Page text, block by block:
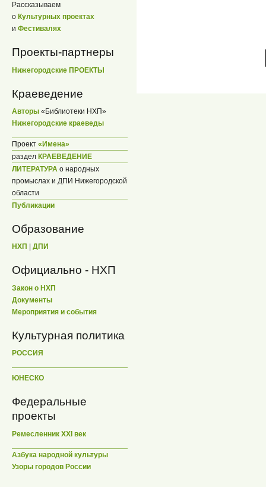
Рассказываем
о Культурных проектах
и Фестивалях
Проекты-партнеры
Нижегородские ПРОЕКТЫ
Краеведение
Авторы «Библиотеки НХП»
Нижегородские краеведы
Проект «Имена»
раздел КРАЕВЕДЕНИЕ
ЛИТЕРАТУРА о народных
промыслах и ДПИ Нижегородской
области
Публикации
Образование
НХП ДПИ
Официально - НХП
Закон о НХП
Документы
Мероприятия и события
Культурная политика
РОССИЯ
ЮНЕСКО
Федеральные
проекты
Ремесленник XXI век
Азбука народной культуры
Узоры городов России